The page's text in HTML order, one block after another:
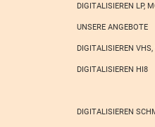
DIGITALISIEREN LP,
UNSERE ANGEBOTE
DIGITALISIEREN
DIGITALISIEREN HI8
DIGITALISIEREN